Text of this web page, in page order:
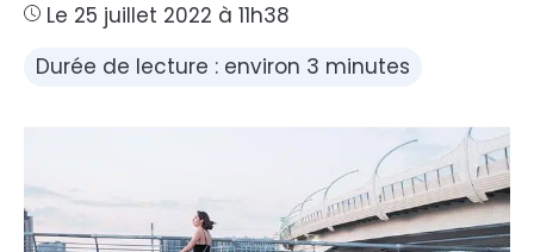
Le 25 juillet 2022 à 11h38
Durée de lecture : environ 3 minutes